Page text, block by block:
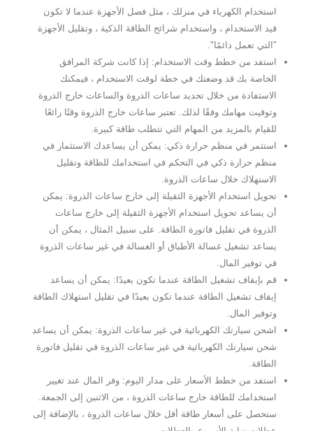
استخدام الكهرباء في منزلك ، مثل فصل الأجهزة عندما لا تكون
قيد الاستخدام ، واستخدام شرائح الطاقة الذكية ، وتقليل الأجهزة
"التي تعمل دائمًا".
استفد من خطط وقت الاستخدام: إذا كانت شركة المرافق
الخاصة بك قد وضعتك في خطة لوقت الاستخدام ، فيمكنك
الاستفادة من خلال تحديد ساعات الذروة والساعات خارج الذروة
وتوقيت مهامك وفقًا لذلك. تعتبر ساعات خارج الذروة وقتًا رائعًا
للقيام بالمزيد من المهام التي تتطلب طاقة كبيرة.
استثمر في منظم حرارة ذكي: يمكن أن يساعدك الاستثمار في
منظم حرارة ذكي في التحكم في استخدامك للطاقة وتقليل
الاستهلاك خلال ساعات الذروة.
تحويل استخدام الأجهزة الثقيلة إلى خارج ساعات الذروة: يمكن
أن يساعد تحويل استخدام الأجهزة الثقيلة إلى خارج ساعات
الذروة في تقليل فاتورة الطاقة. على سبيل المثال ، يمكن أن
يساعد تشغيل غسالة الأطباق أو الغسالة في غير ساعات الذروة
في توفير المال.
قم بإيقاف تشغيل الطاقة عندما تكون بعيدًا: يمكن أن يساعد
إيقاف تشغيل الطاقة عندما تكون بعيدًا في تقليل استهلاك الطاقة
وتوفير المال.
اشحن سيارتك الكهربائية في غير ساعات الذروة: يمكن أن يساعد
شحن سيارتك الكهربائية في غير ساعات الذروة في تقليل فاتورة
الطاقة.
استفد من خطط الأسعار على مدار اليوم: وفر المال عند تغيير
استخدامك للطاقة خارج ساعات الذروة ، من الاثنين إلى الجمعة.
ستحصل على أسعار طاقة أقل خلال ساعات الذروة ، بالإضافة إلى